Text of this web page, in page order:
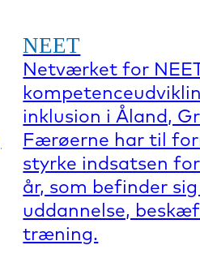
NEET
Netværket for
inklusion i Åland,
Færøerne har til
styrke indsatsen
år, som befinder
uddannelse,
træning.